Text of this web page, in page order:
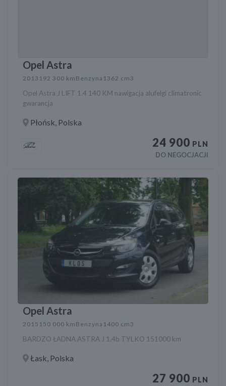
Opel Astra
2013 192 300 km Benzyna 1362 cm3
Opel Astra J LIFT 1.4 140 KM nawigacja alufelgi climatronic
gwarancja
Płońsk, Polska
24 900 PLN
DO NEGOCJACJI
Opel Astra
2015 150 000 km Benzyna 1400 cm3
BARDZO ŁADNA ASTRA J 1.4b TYLKO 151000 km
Łask, Polska
27 900 PLN